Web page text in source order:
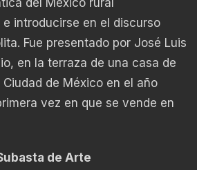
introducirse en el discurso
Fue presentado por José Luis
en la terraza de una casa de
de México en el año
vez en que se vende en
de Arte